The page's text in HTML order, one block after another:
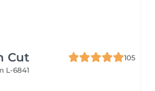
Cut
105
L-6841